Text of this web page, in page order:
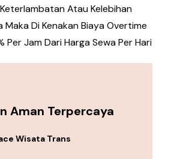
Atau Kelebihan
Maka Di Kenakan Biaya Overtime
Per Jam Dari Harga Sewa Per Hari
Aman Terpercaya
Wisata Trans